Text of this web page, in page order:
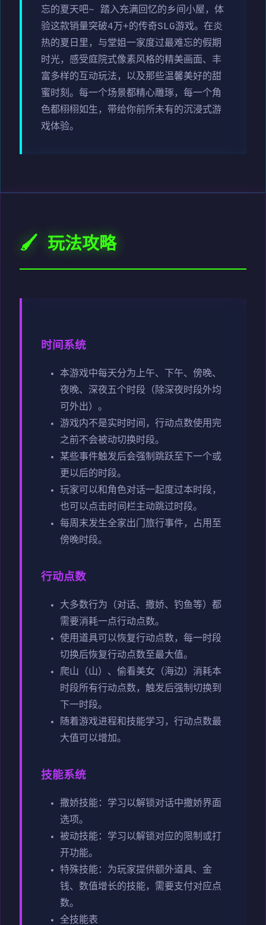
忘的夏天吧~ 踏入充满回忆的乡间小屋，体
验这款销量突破4万+的传奇SLG游戏。在炎
热的夏日里，与堂姐一家度过最难忘的假期
时光，感受庭院式像素风格的精美画面、丰
富多样的互动玩法，以及那些温馨美好的甜
蜜时刻。每一个场景都精心雕琢，每一个角
色都栩栩如生，带给你前所未有的沉浸式游
戏体验。
🖌️ 玩法攻略
时间系统
本游戏中每天分为上午、下午、傍晚、
夜晚、深夜五个时段（除深夜时段外均
可外出）。
游戏内不是实时时间，行动点数使用完
之前不会被动切换时段。
某些事件触发后会强制跳跃至下一个或
更以后的时段。
玩家可以和角色对话一起度过本时段，
也可以点击时间栏主动跳过时段。
每周末发生全家出门旅行事件，占用至
傍晚时段。
行动点数
大多数行为（对话、撒娇、钓鱼等）都
需要消耗一点行动点数。
使用道具可以恢复行动点数，每一时段
切换后恢复行动点数至最大值。
爬山（山）、偷看美女（海边）消耗本
时段所有行动点数，触发后强制切换到
下一时段。
随着游戏进程和技能学习，行动点数最
大值可以增加。
技能系统
撒娇技能：学习以解锁对话中撒娇界面
选项。
被动技能：学习以解锁对应的限制或打
开功能。
特殊技能：为玩家提供额外道具、金
钱、数值增长的技能，需要支付对应点
数。
全技能表